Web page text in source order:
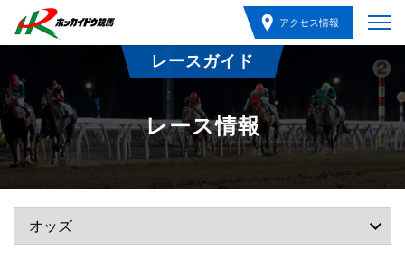
アクセス情報
レースガイド
レース情報